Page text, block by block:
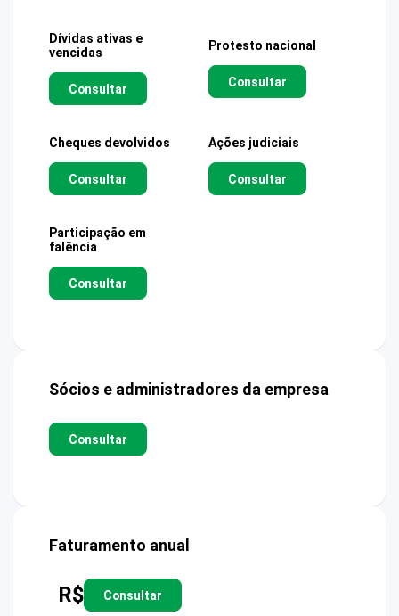
Dívidas ativas e
vencidas
Consultar
Protesto nacional
Consultar
Cheques devolvidos
Consultar
Ações judiciais
Consultar
Participação em
falência
Consultar
Sócios e administradores da empresa
Consultar
Faturamento anual
R$ Consultar